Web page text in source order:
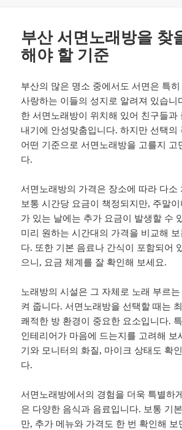
부산 서면노래방을 찾
해야 할 기준
부산의 많은 명소 중에서도 서면은 특
사랑하는 이들의 성지로 알려져 있습니
한 서면노래방이 위치해 있어 친구들과
내기에 안성맞춤입니다. 하지만 선택의
어떤 기준으로 서면노래방을 고를지 고
다.
서면노래방의 가격은 장소에 따라 다소
보통 시간당 요금이 책정되지만, 주말
가 있는 날에는 추가 요금이 발생할 수
미리 원하는 시간대의 가격을 비교해
다. 또한 기본 음료나 간식이 포함되어
으니, 요금 체계를 잘 확인해 보세요.
노래방의 시설은 그 자체로 노래 부르
켜 줍니다. 서면노래방을 선택할 때는
쾌적한 방 환경이 중요한 요소입니다.
인테리어가 마음에 드는지를 고려해 보
기와 모니터의 화질, 마이크 상태도 확
다.
서면노래방에서의 경험을 더욱 특별하
은 다양한 음식과 음료입니다. 보통 기
만, 추가 메뉴와 가격도 한 번 확인해 보